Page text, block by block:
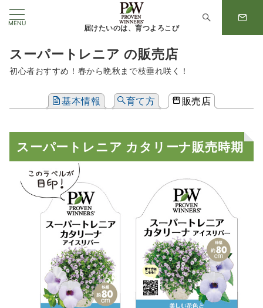
MENU
届けたいのは、育つよろこび
スーパートレニア の販売店
初心者おすすめ！春から晩秋まで枝垂れ咲く！
基本情報 育て方 販売店
スーパートレニア カタリーナ販売時期